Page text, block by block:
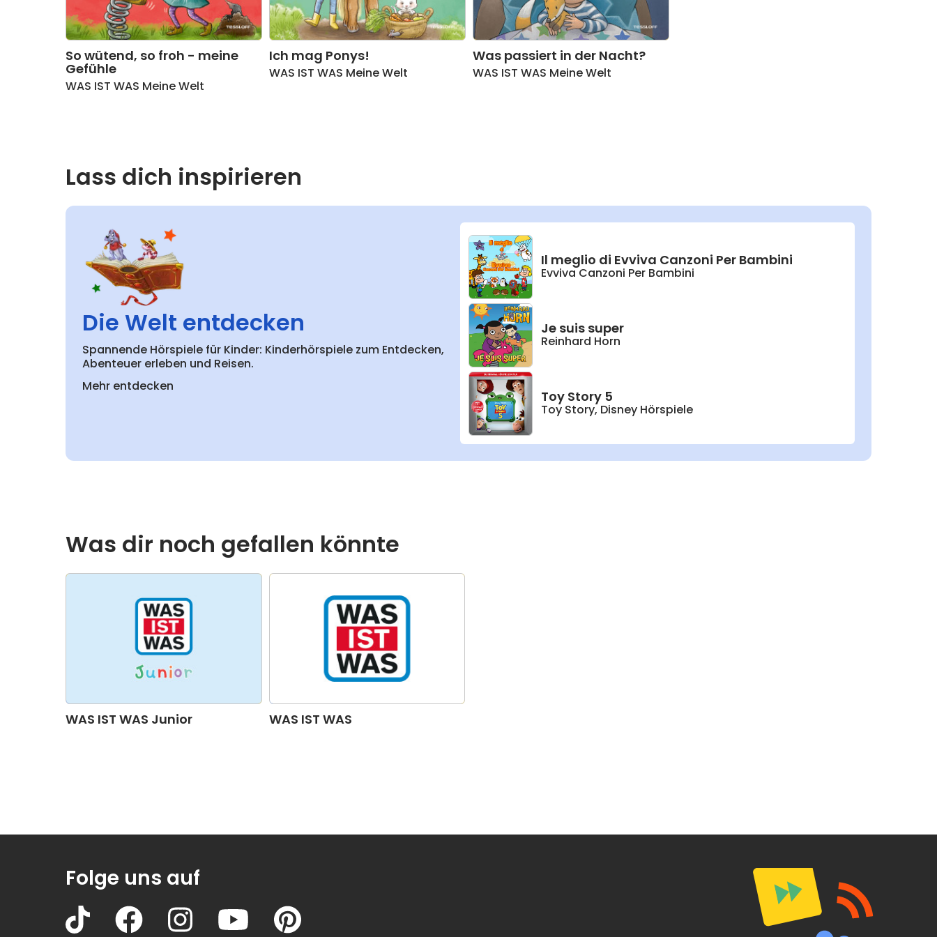
So wütend, so froh - meine
Gefühle
WAS IST WAS Meine Welt
Ich mag Ponys!
WAS IST WAS Meine Welt
Was passiert in der Nacht?
WAS IST WAS Meine Welt
Lass dich inspirieren
Die Welt entdecken
Spannende Hörspiele für Kinder: Kinderhörspiele zum Entdecken,
Abenteuer erleben und Reisen.
Mehr entdecken
Il meglio di Evviva Canzoni Per Bambini
Evviva Canzoni Per Bambini
Je suis super
Reinhard Horn
Toy Story 5
Toy Story, Disney Hörspiele
Was dir noch gefallen könnte
WAS IST WAS Junior WAS IST WAS
Folge uns auf